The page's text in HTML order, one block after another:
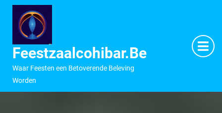
inhoud
Feestzaalcohibar.be
Waar Feesten een Betoverende Beleving
Worden